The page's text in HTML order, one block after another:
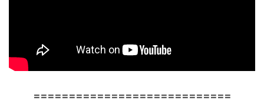
============================